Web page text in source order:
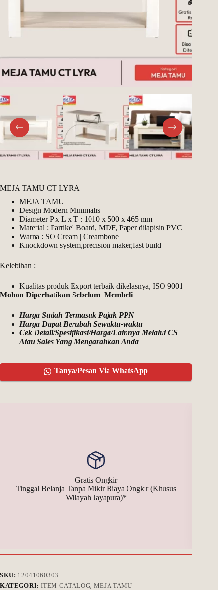
Register
Get New Password
← Back to login
MEJA TAMU CT LYRA
MEJA TAMU
Design Modern Minimalis
Diameter P x L x T : 1010 x 500 x 465 mm
Material : Partikel Board, MDF, Paper dilapisin PVC
Warna : SO Cream | Creambone
Knockdown system,precision maker,fast build
Kelebihan :
Kualitas produk Export terbaik dikelasnya, ISO 9001
Mohon Diperhatikan Sebelum Membeli
Harga Sudah Termasuk Pajak PPN
Harga Dapat Berubah Sewaktu-waktu
Cek Detail/Spesifikasi/Harga/Lainnya Melalui CS
Atau Sales Yang Mengarahkan Anda
Tanya/Pesan Via WhatsApp
Gratis Ongkir
Tinggal Belanja Tanpa Mikir Biaya Ongkir (Khusus
Wilayah Jayapura)*
SKU: 12041060303
KATEGORI: ITEM CATALOG, MEJA TAMU